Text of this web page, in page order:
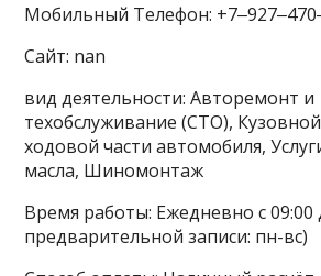
Мобильный Телефон:
Сайт: nan
вид деятельности: Авторемонт и
техобслуживание (СТО),
ходовой части автомобиля,
масла, Шиномонтаж
Время работы: Ежедневно с 09:00
предварительной записи: пн-вс)